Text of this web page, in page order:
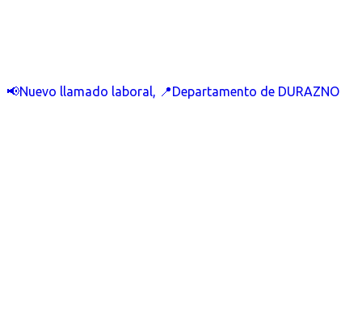
📢Nuevo llamado laboral, 📍Departamento de DURAZNO